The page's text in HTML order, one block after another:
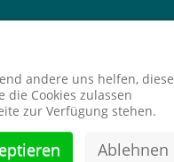
andere uns helfen, diese
die Cookies zulassen
zur Verfügung stehen.
Ablehnen